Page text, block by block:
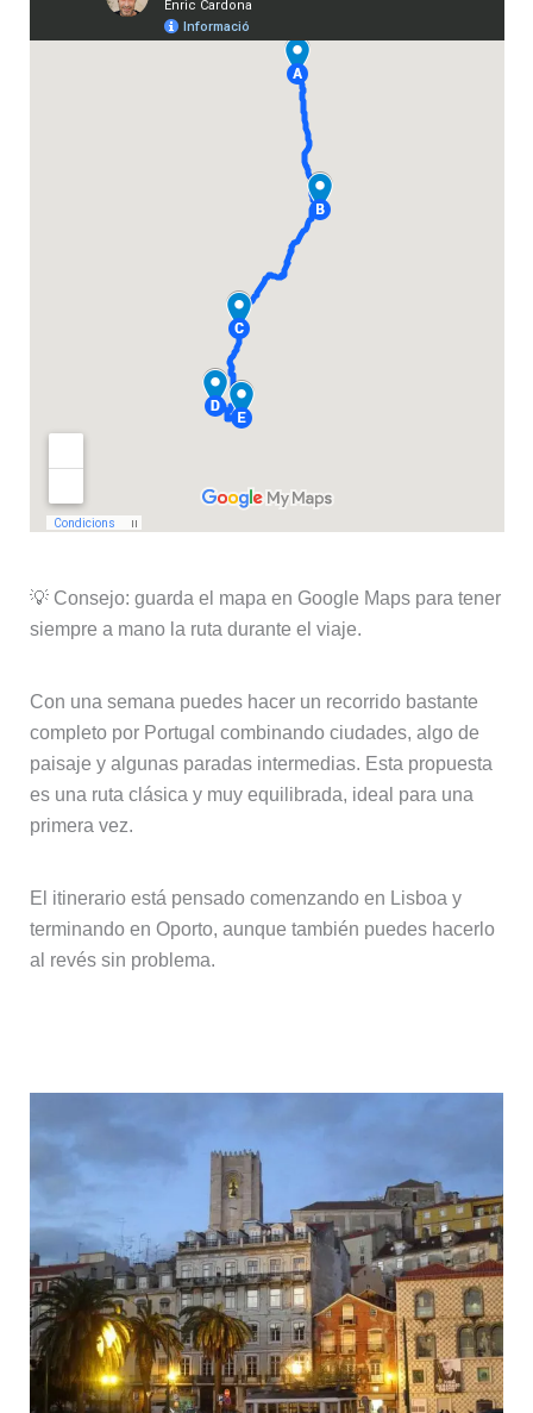
💡 Consejo: guarda el mapa en Google Maps para tener
siempre a mano la ruta durante el viaje.
Con una semana puedes hacer un recorrido bastante
completo por Portugal combinando ciudades, algo de
paisaje y algunas paradas intermedias. Esta propuesta
es una ruta clásica y muy equilibrada, ideal para una
primera vez.
El itinerario está pensado comenzando en Lisboa y
terminando en Oporto, aunque también puedes hacerlo
al revés sin problema.